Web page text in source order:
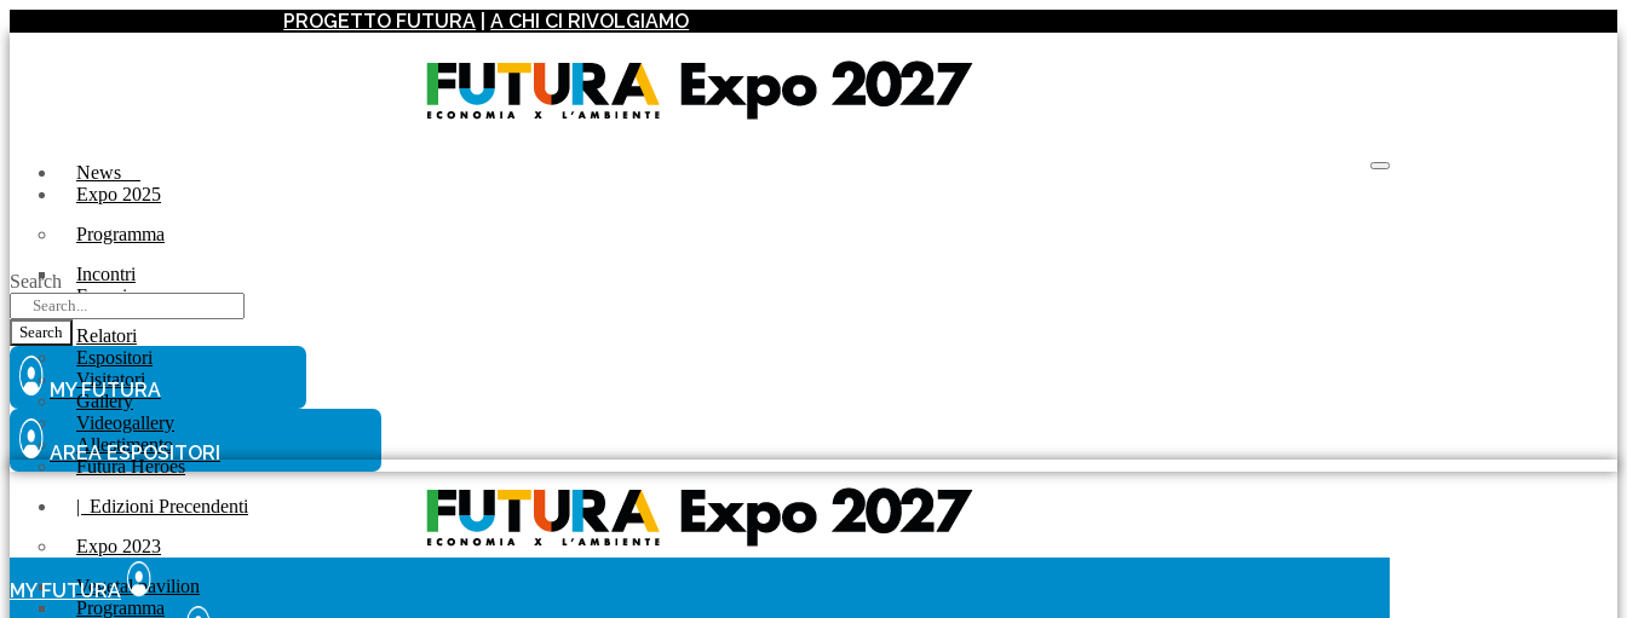
PROGETTO FUTURA |A CHI CI RIVOLGIAMO
News
Expo 2025
Programma
Incontri
Experience
Relatori
Espositori
Visitatori
Gallery
Videogallery
Allestimento
Futura Heroes
| Edizioni Precendenti
Expo 2023
Vegetal pavilion
Programma
Search
Search
MY FUTURA
AREA ESPOSITORI
MY FUTURA